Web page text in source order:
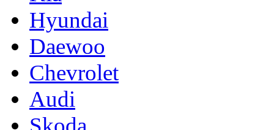
Hyundai
Daewoo
Chevrolet
Audi